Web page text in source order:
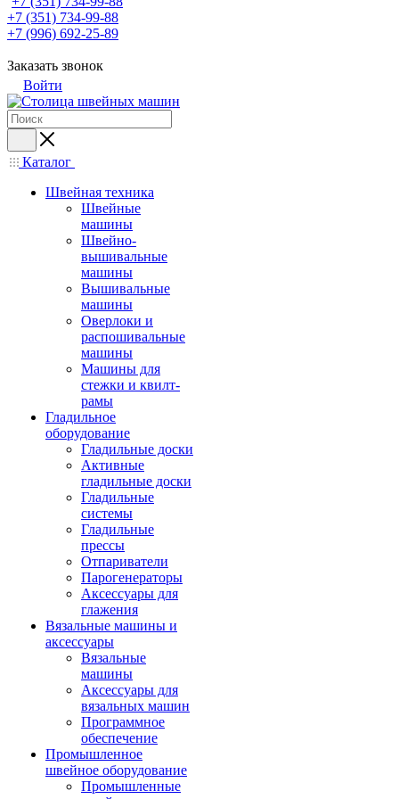
+7 (351) 734-99-88
+7 (996) 692-25-89
Заказать звонок
Войти
Каталог
Швейная техника
Швейные
машины
Швейно-
вышивальные
машины
Вышивальные
машины
Оверлоки и
распошивальные
машины
Машины для
стежки и квилт-
рамы
Гладильное
оборудование
Гладильные доски
Активные
гладильные доски
Гладильные
системы
Гладильные
прессы
Отпариватели
Парогенераторы
Аксессуары для
глажения
Вязальные машины и
аксессуары
Вязальные
машины
Аксессуары для
вязальных машин
Программное
обеспечение
Промышленное
швейное оборудование
Промышленные